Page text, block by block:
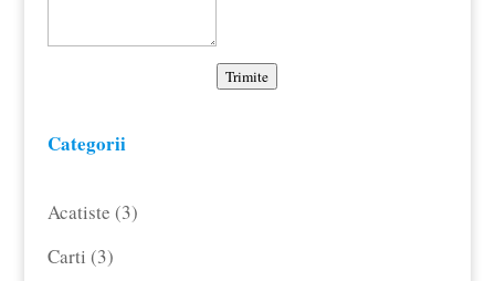
Trimite
Categorii
Acatiste 33
Carti 33